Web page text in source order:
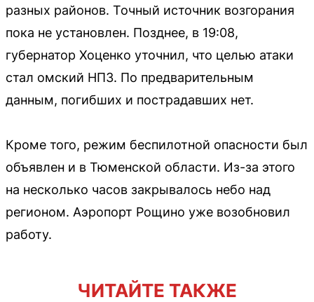
разных районов. Точный источник возгорания
пока не установлен. Позднее, в 19:08,
губернатор Хоценко уточнил, что целью атаки
стал омский НПЗ. По предварительным
данным, погибших и пострадавших нет.
Кроме того, режим беспилотной опасности был
объявлен и в Тюменской области. Из-за этого
на несколько часов закрывалось небо над
регионом. Аэропорт Рощино уже возобновил
работу.
ЧИТАЙТЕ ТАКЖЕ